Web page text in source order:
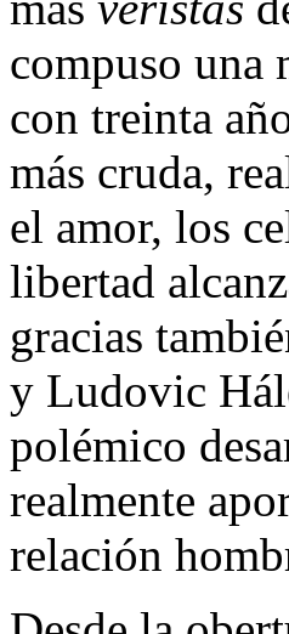
compuso una
con treinta
más cruda,
el amor, los
libertad
gracias
y Ludovic
polémico
realmente
relación